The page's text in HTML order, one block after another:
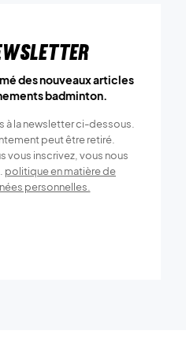
des nouveaux articles
badminton.
à la newsletter ci-dessous.
peut être retiré.
vous inscrivez, vous nous
politique en matière de
personnelles.